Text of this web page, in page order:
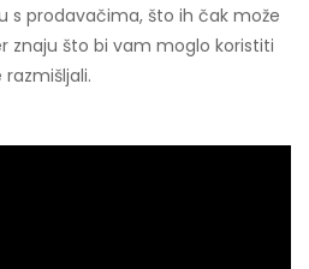
s prodavačima, što ih čak može
znaju što bi vam moglo koristiti